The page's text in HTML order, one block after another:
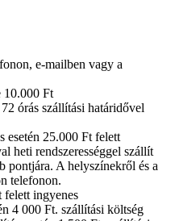
e-mailben vagy a
10.000 Ft
órás szállítási határidővel
esetén 25.000 Ft felett
heti rendszerességgel szállít
pontjára. A helyszínekről és a
telefonon.
felett ingyenes
4 000 Ft. szállítási költség